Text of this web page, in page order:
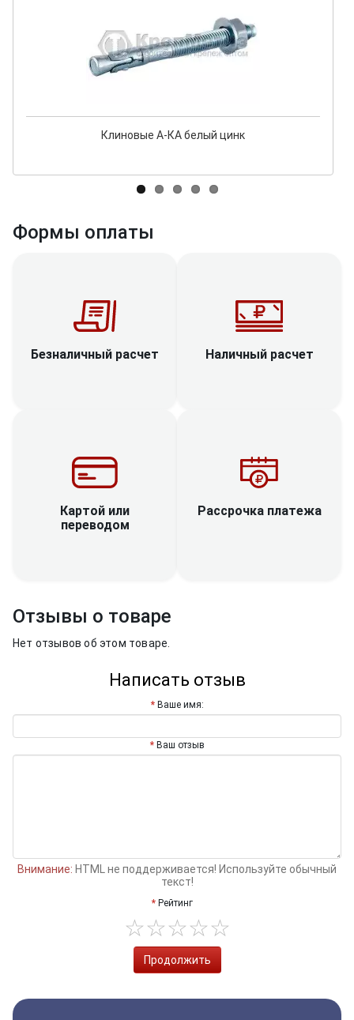
Клиновые А-КА белый цинк
Формы оплаты
Безналичный расчет Наличный расчет
Картой или
переводом
Рассрочка платежа
Отзывы о товаре
Нет отзывов об этом товаре.
Написать отзыв
Ваше имя:
Ваш отзыв
Внимание: HTML не поддерживается! Используйте обычный
текст!
Рейтинг
Продолжить